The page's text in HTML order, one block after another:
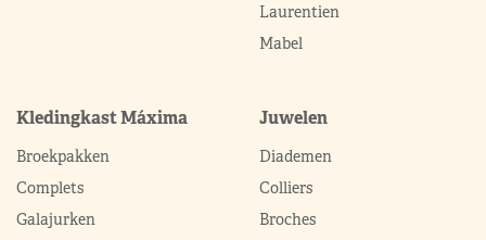
Laurentien
Mabel
Kledingkast Máxima
Broekpakken
Complets
Galajurken
Juwelen
Diademen
Colliers
Broches